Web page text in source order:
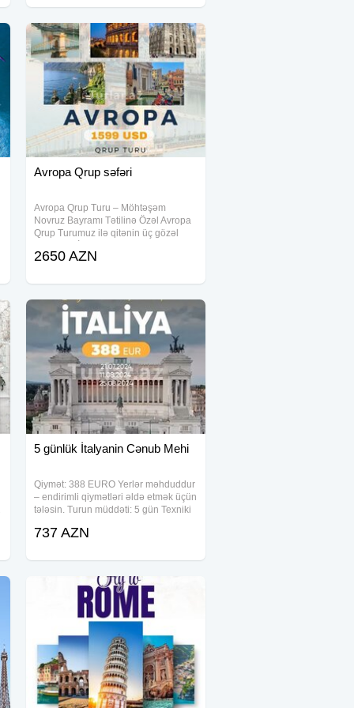
boyu
Avropa Qrup səfəri
Avropa Qrup Turu – Möhtəşəm
Novruz Bayramı Tətilinə Özəl Avropa
Qrup Turumuz ilə qitənin üç gözəl
Avstriya – peşəkar bələdçi ilə səyahət
çərçivəsində
2650 AZN
5 günlük İtalyanin Cənub Mehi
Qiymət: 388 EURO Yerlər məhduddur
– endirimli qiymətləri əldə etmək üçün
tələsin. Turun müddəti: 5 gün Texniki
yerləşmə – Seçilmiş otellərdə yüksək
737 AZN